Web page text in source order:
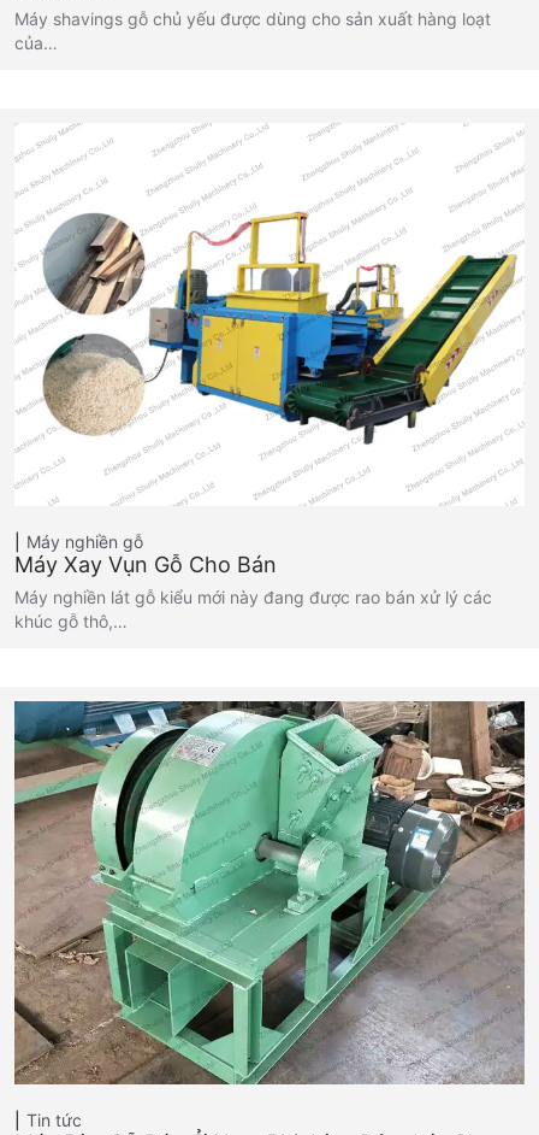
Máy shavings gỗ chủ yếu được dùng cho sản xuất hàng loạt
của…
Máy nghiền gỗ
Máy Xay Vụn Gỗ Cho Bán
Máy nghiền lát gỗ kiểu mới này đang được rao bán xử lý các
khúc gỗ thô,…
Tin tức